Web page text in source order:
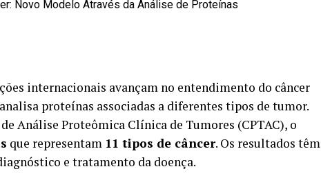
internacionais avançam no entendimento do câncer
proteínas associadas a diferentes tipos de tumor.
Análise Proteômica Clínica de Tumores (CPTAC), o
que representam 11 tipos de câncer. Os resultados têm
e tratamento da doença.